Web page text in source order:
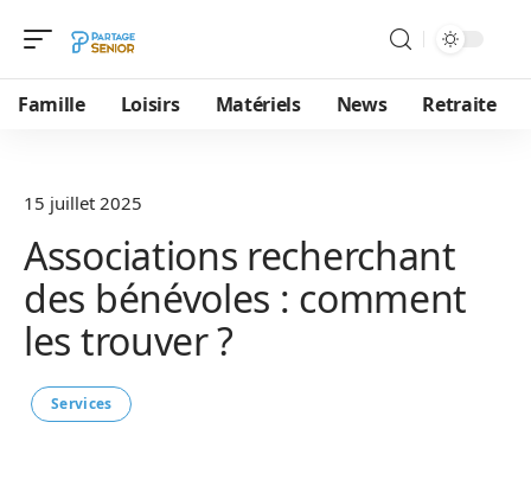
Famille Loisirs Matériels News Retraite
15 juillet 2025
Associations recherchant
des bénévoles : comment
les trouver ?
Services